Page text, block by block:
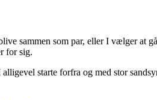
sammen som par, eller I vælger at
for sig.
starte forfra og med stor